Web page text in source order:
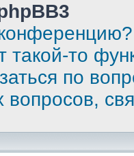
такой-то
по
вопросов,